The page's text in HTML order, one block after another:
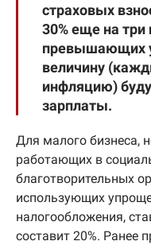
страховых
30% еще на три
превышающих
величину
инфляцию)
зарплаты.
Для малого бизнеса,
работающих в
благотворительных
использующих
налогообложения,
составит 20%. Ранее